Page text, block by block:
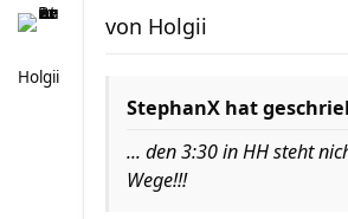
Holgii
von Holgii
StephanX hat
... den 3:30 in HH steht
Wege!!!